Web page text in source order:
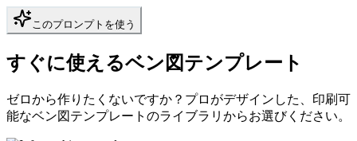
このプロンプトを使う
すぐに使えるベン図テンプレート
ゼロから作りたくないですか？プロがデザインした、印刷可
能なベン図テンプレートのライブラリからお選びください。